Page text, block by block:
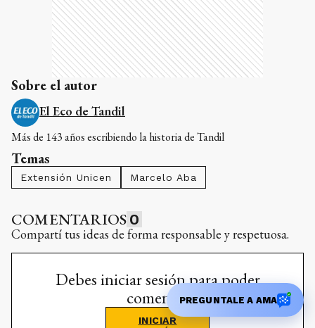
El Eco de Tandil
Más de 143 años escribiendo la historia de Tandil
Extensión Unicen Marcelo Aba
COMENTARIOS
Compartí tus ideas de forma responsable y respetuosa.
Debes iniciar sesión para poder
comentar
INICIAR
¿No tenés cuenta? Registrate aquí
PREGUNTALE A AMA